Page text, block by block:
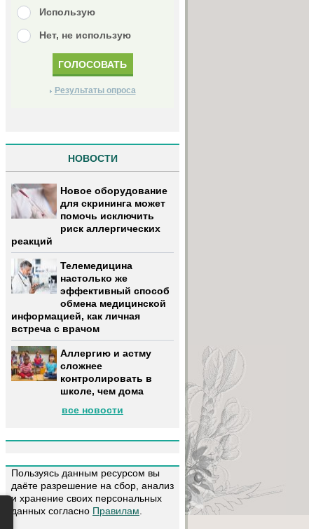
Использую
Нет, не использую
Результаты опроса
НОВОСТИ
Новое оборудование
для скрининга может
помочь исключить
риск аллергических
реакций
Телемедицина
настолько же
эффективный способ
обмена медицинской
информацией, как личная
встреча с врачом
Аллергию и астму
сложнее
контролировать в
школе, чем дома
все новости
Пользуясь данным ресурсом вы
даёте разрешение на сбор, анализ
и хранение своих персональных
данных согласно Правилам